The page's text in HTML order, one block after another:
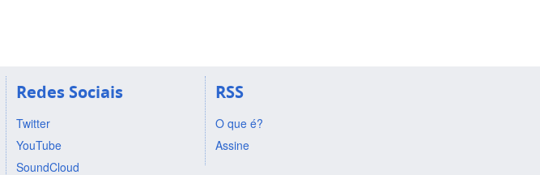
Redes Sociais
Twitter
YouTube
SoundCloud
RSS
O que é?
Assine